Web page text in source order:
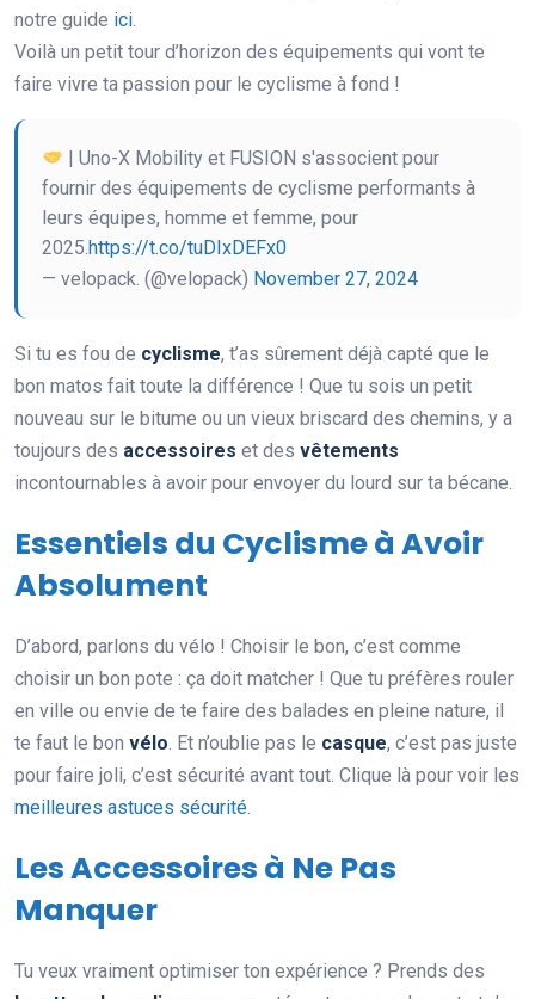
notre guide ici.
Voilà un petit tour d’horizon des équipements qui vont te
faire vivre ta passion pour le cyclisme à fond !
| Uno-X Mobility et FUSION s'associent pour
fournir des équipements de cyclisme performants à
leurs équipes, homme et femme, pour
2025.https://t.co/tuDIxDEFx0
— velopack. (@velopack) November 27, 2024
Si tu es fou de cyclisme, t’as sûrement déjà capté que le
bon matos fait toute la différence ! Que tu sois un petit
nouveau sur le bitume ou un vieux briscard des chemins, y a
toujours des accessoires et des vêtements
incontournables à avoir pour envoyer du lourd sur ta bécane.
Essentiels du Cyclisme à Avoir
Absolument
D’abord, parlons du vélo ! Choisir le bon, c’est comme
choisir un bon pote : ça doit matcher ! Que tu préfères rouler
en ville ou envie de te faire des balades en pleine nature, il
te faut le bon vélo. Et n’oublie pas le casque, c’est pas juste
pour faire joli, c’est sécurité avant tout. Clique là pour voir les
meilleures astuces sécurité.
Les Accessoires à Ne Pas
Manquer
Tu veux vraiment optimiser ton expérience ? Prends des